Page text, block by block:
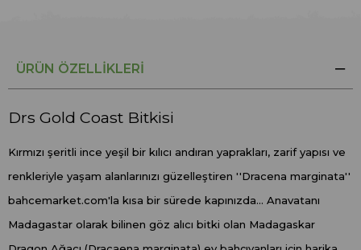
ÜRÜN ÖZELLIKLERI
Drs Gold Coast Bitkisi
Kırmızı şeritli ince yeşil bir kılıcı andıran yaprakları, zarif yapısı ve
renkleriyle yaşam alanlarınızı güzelleştiren ''Dracena marginata''
bahcemarket.com'la kısa bir sürede kapınızda... Anavatanı
Madagastar olarak bilinen göz alıcı bitki olan Madagaskar